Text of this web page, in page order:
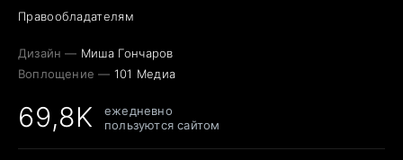
Правообладателям
Дизайн — Миша Гончаров
Воплощение — 101 Медиа
69,8K
ежедневно
пользуются сайтом